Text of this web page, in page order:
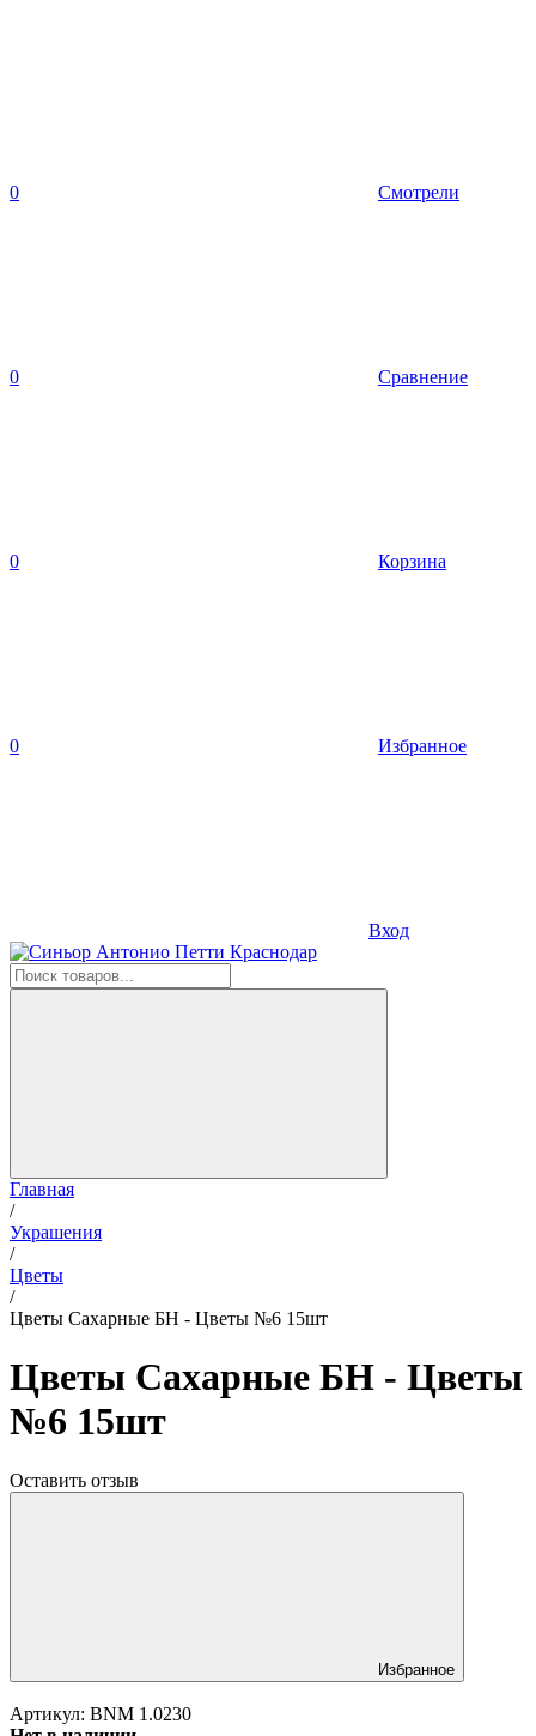
0 Смотрели
0 Сравнение
0 Корзина
0 Избранное
Вход
Главная
/
Украшения
/
Цветы
/
Цветы Сахарные БН - Цветы №6 15шт
Цветы Сахарные БН - Цветы
№6 15шт
Оставить отзыв
Избранное
Артикул: BNM 1.0230